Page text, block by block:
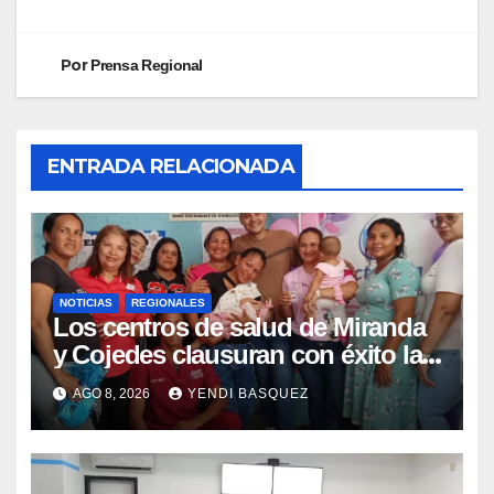
PorPrensa Regional
ENTRADA RELACIONADA
NOTICIAS REGIONALES
Los centros de salud de Miranda
y Cojedes clausuran con éxito la
Semana Mundial de la Lactancia
Materna
AGO 8, 2026 YENDI BASQUEZ